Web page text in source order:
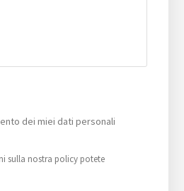
dei miei dati personali
sulla nostra policy potete